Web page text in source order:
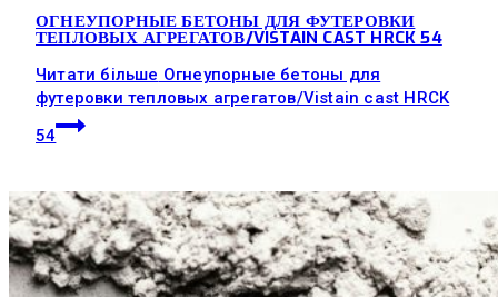
ОГНЕУПОРНЫЕ БЕТОНЫ ДЛЯ ФУТЕРОВКИ
ТЕПЛОВЫХ АГРЕГАТОВ/VISTAIN CAST HRCK 54
Читати більше Огнеупорные бетоны для
футеровки тепловых агрегатов/Vistain cast HRCK
54